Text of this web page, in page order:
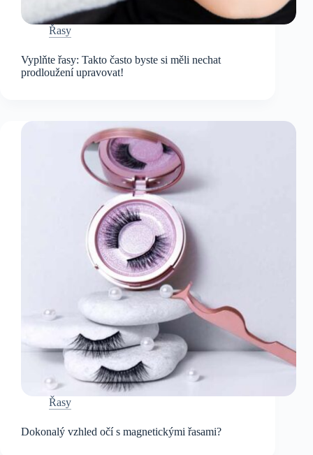
Řasy
Vyplňte řasy: Takto často byste si měli nechat
prodloužení upravovat!
Řasy
Dokonalý vzhled očí s magnetickými řasami?